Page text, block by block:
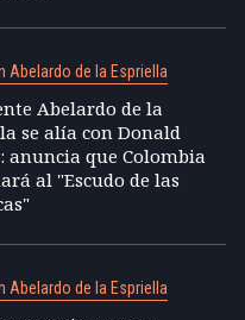
Abelardo de la Espriella
Abelardo de la
se alía con Donald
anuncia que Colombia
al "Escudo de las
Abelardo de la Espriella